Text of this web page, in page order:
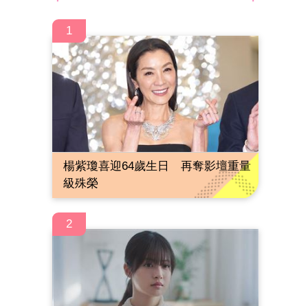
1
楊紫瓊喜迎64歲生日 再奪影壇重量
級殊榮
2